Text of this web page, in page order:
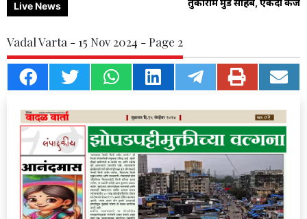
Live News तुकाराम मुंडे साहेब, एकदा केज
Vadal Varta - 15 Nov 2024 - Page 2